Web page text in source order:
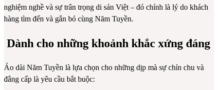
nghiệm nghề và sự trân trọng di sản Việt – đó chính là lý do khách
hàng tìm đến và gắn bó cùng Năm Tuyền.
Dành cho những khoảnh khắc xứng đáng
Áo dài Năm Tuyền là lựa chọn cho những dịp mà sự chỉn chu và
đẳng cấp là yêu cầu bắt buộc: